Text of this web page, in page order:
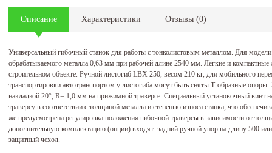
Описание Характеристики Отзывы (0)
Универсальный гибочный станок для работы с тонколистовым металлом. Для
обрабатываемого металла 0,63 мм при рабочей длине 2540 мм. Лёгкие и компактные
строительном объекте. Ручной листогиб LBX 250, весом 210 кг, для мобильного
транспортировки автотранспортом у листогиба могут быть сняты Т-образные
накладкой 20°, R= 1,0 мм на прижимной траверсе. Специальный установочный винт
траверсу в соответствии с толщиной металла и степенью износа станка, что
же предусмотрена регулировка положения гибочной траверсы в зависимости от
дополнительную комплектацию (опции) входят: задний ручной упор на длину 500
защитный чехол.